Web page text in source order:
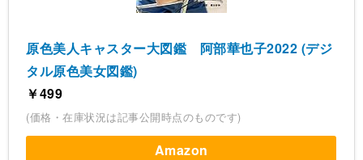
原色美人キャスター大図鑑 阿部華也子2022 (デジ
タル原色美女図鑑)
￥499
(価格・在庫状況は記事公開時点のものです)
Amazon